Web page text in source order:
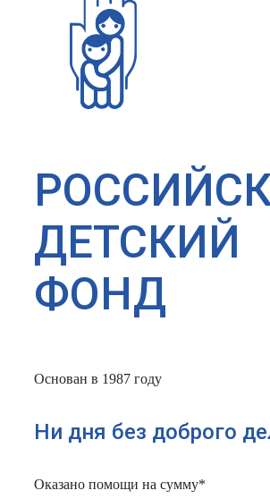
ДЕТСКИЙ
ФОНД
Основан в 1987 году
Ни дня без доброго
Оказано помощи на сумму*